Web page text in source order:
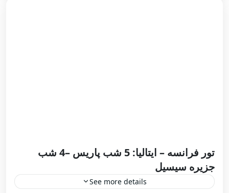
تور فرانسه – ایتالیا: 5 شب پاریس –4 شب
جزیره سیسیل
See more details